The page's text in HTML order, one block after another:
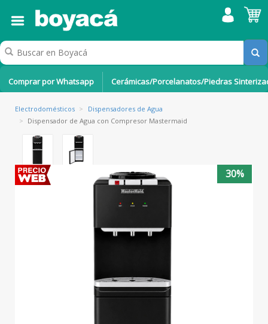
Comprar por Whatsapp Cerámicas/Porcelanatos/Piedras
Electrodomésticos >
Dispensadores de Agua
> Dispensador de Agua con Compresor Mastermaid
30%